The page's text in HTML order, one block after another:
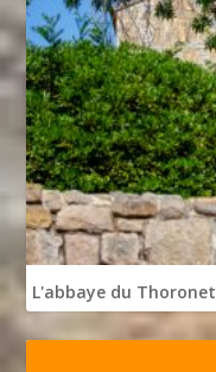
L'abbaye du Thoronet